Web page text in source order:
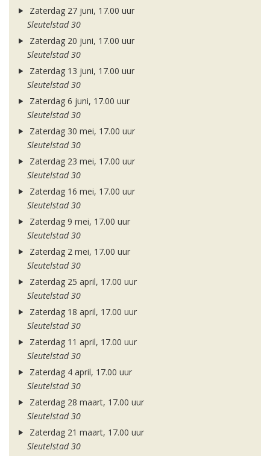
Zaterdag 27 juni, 17.00 uur
Sleutelstad 30
Zaterdag 20 juni, 17.00 uur
Sleutelstad 30
Zaterdag 13 juni, 17.00 uur
Sleutelstad 30
Zaterdag 6 juni, 17.00 uur
Sleutelstad 30
Zaterdag 30 mei, 17.00 uur
Sleutelstad 30
Zaterdag 23 mei, 17.00 uur
Sleutelstad 30
Zaterdag 16 mei, 17.00 uur
Sleutelstad 30
Zaterdag 9 mei, 17.00 uur
Sleutelstad 30
Zaterdag 2 mei, 17.00 uur
Sleutelstad 30
Zaterdag 25 april, 17.00 uur
Sleutelstad 30
Zaterdag 18 april, 17.00 uur
Sleutelstad 30
Zaterdag 11 april, 17.00 uur
Sleutelstad 30
Zaterdag 4 april, 17.00 uur
Sleutelstad 30
Zaterdag 28 maart, 17.00 uur
Sleutelstad 30
Zaterdag 21 maart, 17.00 uur
Sleutelstad 30